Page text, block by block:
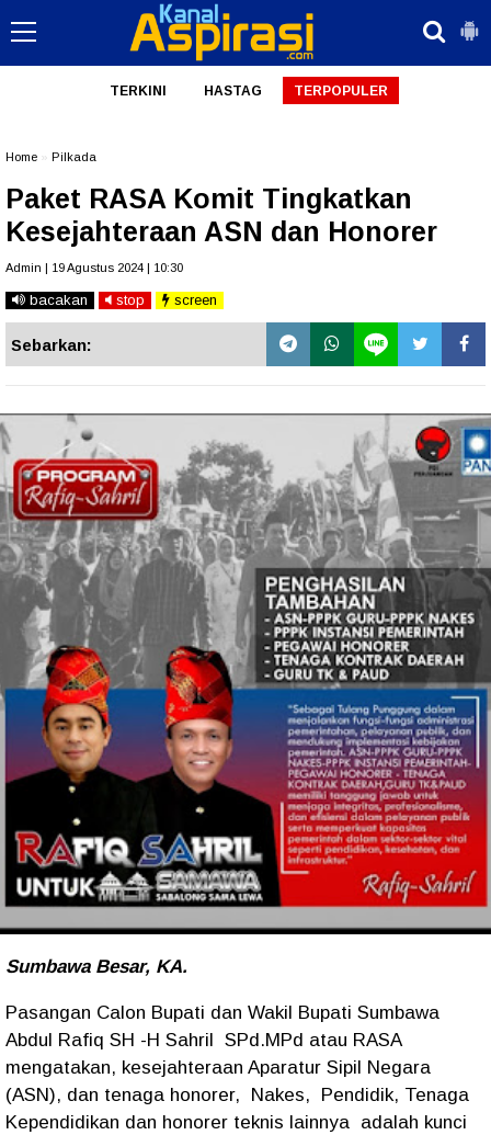
TERKINI HASTAG TERPOPULER
Home Pilkada
Paket RASA Komit Tingkatkan
Kesejahteraan ASN dan Honorer
Admin | 19 Agustus 2024 | 10:30
bacakan stop screen
Sebarkan:
Sumbawa Besar, KA.
Pasangan Calon Bupati dan Wakil Bupati Sumbawa
Abdul Rafiq SH -H Sahril SPd.MPd atau RASA
mengatakan, kesejahteraan Aparatur Sipil Negara
(ASN), dan tenaga honorer, Nakes, Pendidik, Tenaga
Kependidikan dan honorer teknis lainnya adalah kunci